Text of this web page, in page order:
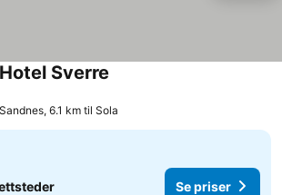
Sverre
Sandnes, 6.1 km til Sola
Se priser